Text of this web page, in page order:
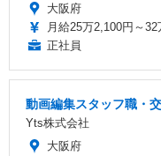
大阪府
月給25万2,100円～32
正社員
動画編集スタッフ職・
Yts株式会社
大阪府